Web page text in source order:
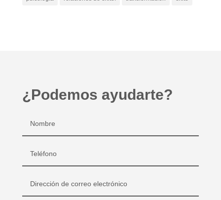
¿Podemos ayudarte?